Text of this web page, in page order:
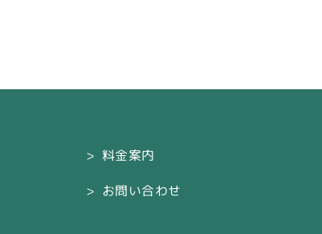
料金案内
お問い合わせ